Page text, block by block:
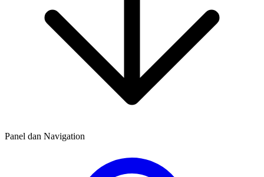
Panel dan Navigation